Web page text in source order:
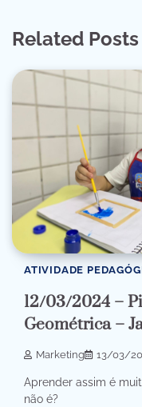
Related Posts
ATIVIDADE
12/03/2024 –
Geométrica –
Marketing 13/03/
Aprender assim é
não é?